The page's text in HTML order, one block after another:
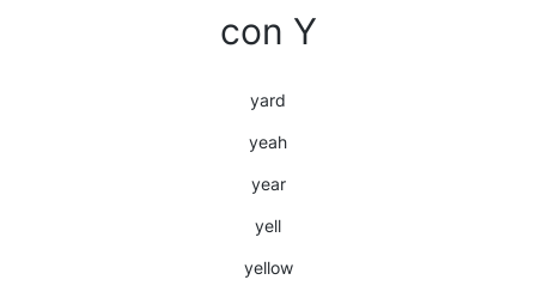
con Y
yard
yeah
year
yell
yellow